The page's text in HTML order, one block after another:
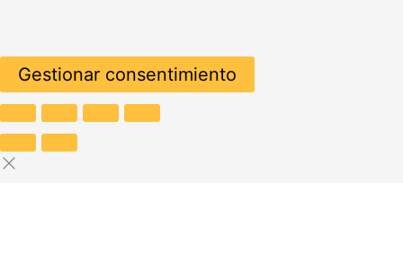
Gestionar consentimiento